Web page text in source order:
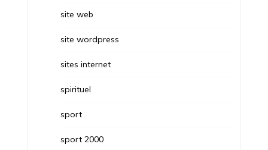
site web
site wordpress
sites internet
spirituel
sport
sport 2000